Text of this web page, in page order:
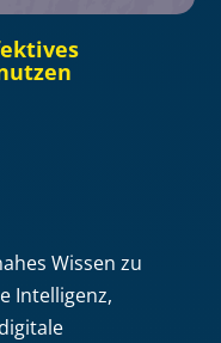
Wissen zu
Intelligenz,